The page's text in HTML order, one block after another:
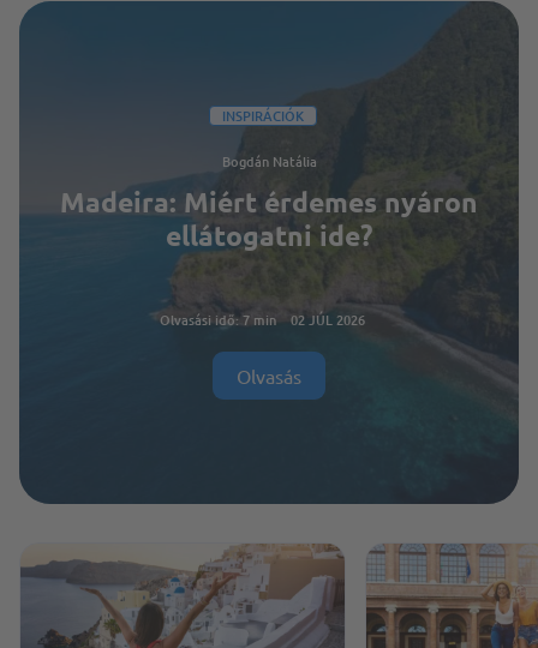
INSPIRÁCIÓK
Bogdán Natália
Madeira: Miért érdemes nyáron
ellátogatni ide?
Olvasási idő: 7 min 02 JÚL 2026
Olvasás